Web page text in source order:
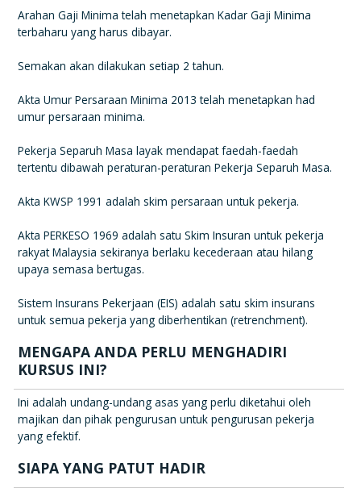
Arahan Gaji Minima telah menetapkan Kadar Gaji Minima
terbaharu yang harus dibayar.
Semakan akan dilakukan setiap 2 tahun.
Akta Umur Persaraan Minima 2013 telah menetapkan had
umur persaraan minima.
Pekerja Separuh Masa layak mendapat faedah-faedah
tertentu dibawah peraturan-peraturan Pekerja Separuh Masa.
Akta KWSP 1991 adalah skim persaraan untuk pekerja.
Akta PERKESO 1969 adalah satu Skim Insuran untuk pekerja
rakyat Malaysia sekiranya berlaku kecederaan atau hilang
upaya semasa bertugas.
Sistem Insurans Pekerjaan (EIS) adalah satu skim insurans
untuk semua pekerja yang diberhentikan (retrenchment).
MENGAPA ANDA PERLU MENGHADIRI
KURSUS INI?
Ini adalah undang-undang asas yang perlu diketahui oleh
majikan dan pihak pengurusan untuk pengurusan pekerja
yang efektif.
SIAPA YANG PATUT HADIR